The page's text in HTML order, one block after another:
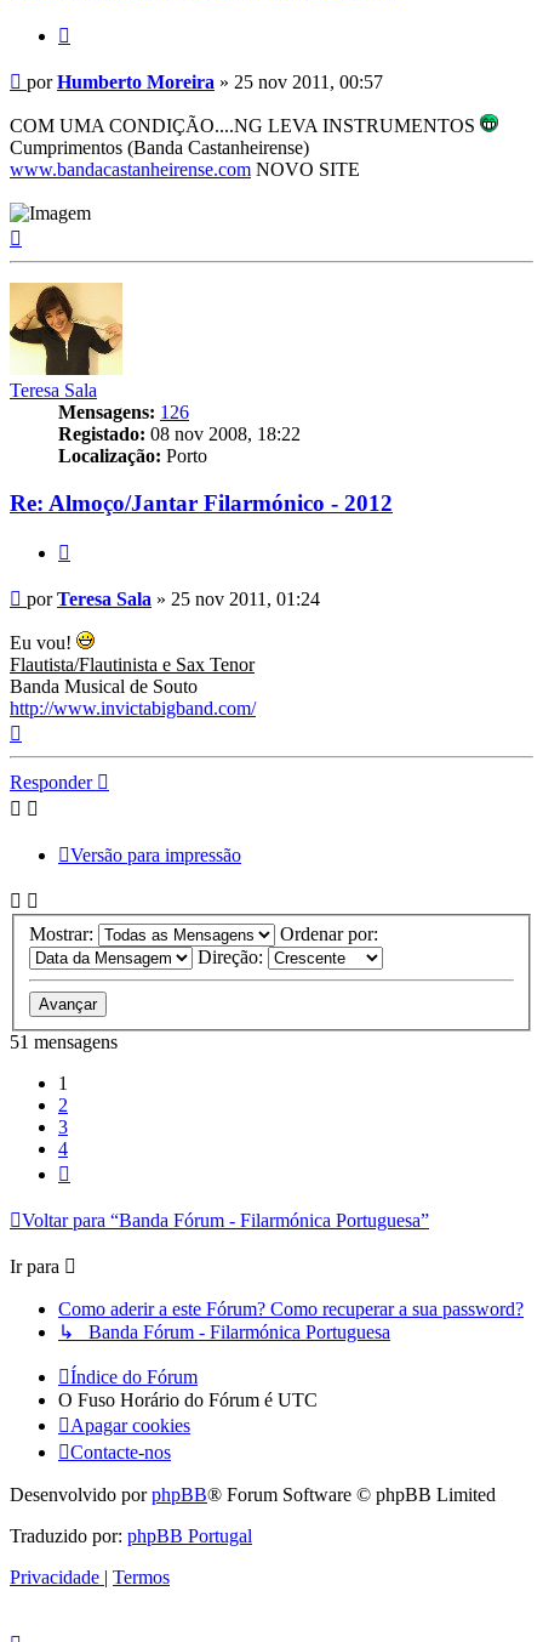
Mensagem
porHumberto Moreira » 25 nov 2011, 00:57
COM UMA CONDIÇÃO....NG LEVA INSTRUMENTOS
Cumprimentos (Banda Castanheirense)
www.bandacastanheirense.com NOVO SITE
Teresa Sala
Mensagens: 126
Registado: 08 nov 2008, 18:22
Localização: Porto
Re: Almoço/Jantar Filarmónico - 2012
Mensagem
porTeresa Sala » 25 nov 2011, 01:24
Eu vou!
Flautista/Flautinista e Sax Tenor
Banda Musical de Souto
http://www.invictabigband.com/
Responder
Versão para impressão
Mostrar:
Ordenar por:
Direção:
51 mensagens
1
2
3
4
Voltar para “Banda Fórum - Filarmónica Portuguesa”
Ir para
Como aderir a este Fórum? Como recuperar a sua password?
↳ Banda Fórum - Filarmónica Portuguesa
Índice do Fórum
O Fuso Horário do Fórum é UTC
Apagar cookies
Contacte-nos
Desenvolvido porphpBB® Forum Software © phpBB Limited
Traduzido por: phpBB Portugal
Privacidade | Termos